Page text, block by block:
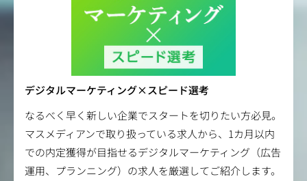
デジタルマーケティング×スピード選考
なるべく早く新しい企業でスタートを切りたい方必見。
マスメディアンで取り扱っている求人から、1カ月以内
での内定獲得が目指せるデジタルマーケティング（広告
運用、プランニング）の求人を厳選してご紹介します。